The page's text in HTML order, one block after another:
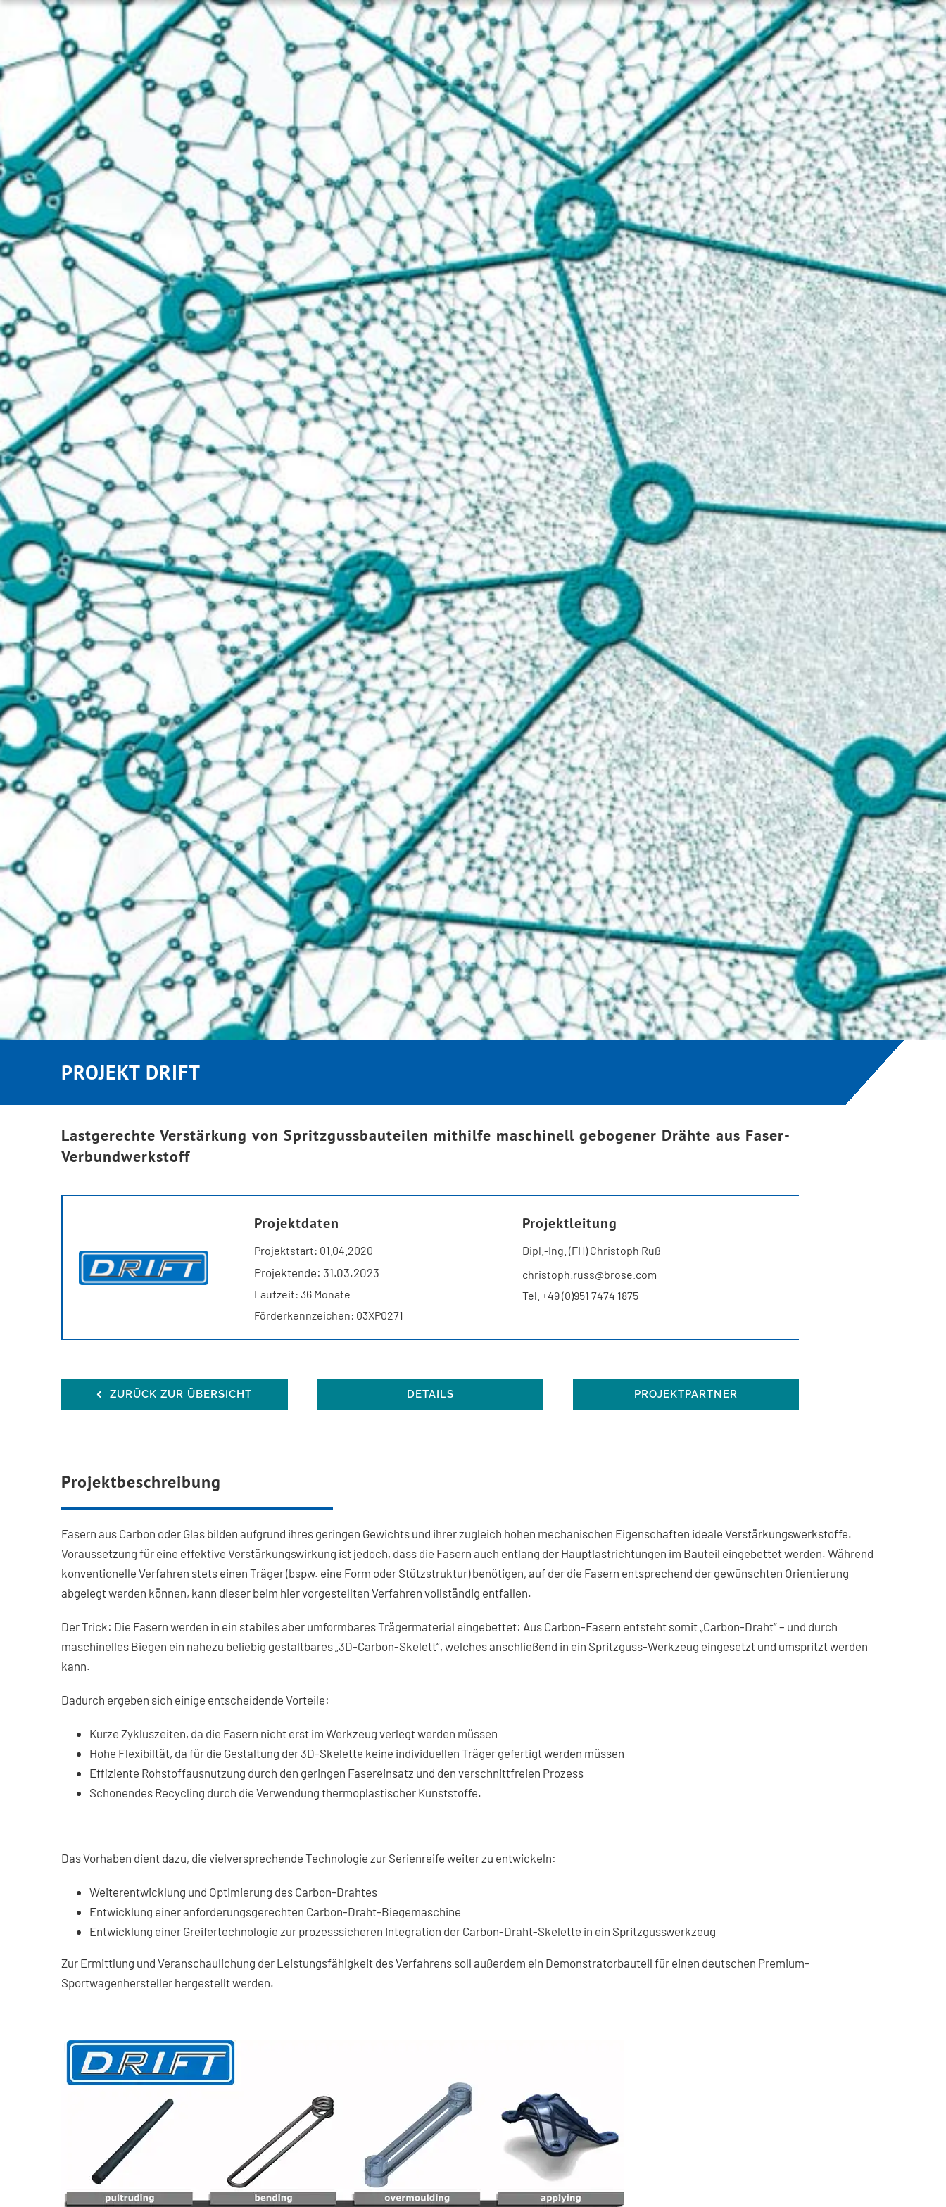
PROJEKT DRIFT
Lastgerechte Verstärkung von Spritzgussbauteilen mithilfe maschinell gebogener Drähte aus Faser-
Verbundwerkstoff
Projektdaten
Projektstart: 01.04.2020
Projektende: 31.03.2023
Laufzeit: 36 Monate
Förderkennzeichen: 03XP0271
Projektleitung
Dipl.-Ing. (FH) Christoph Ruß
christoph.russ@brose.com
Tel. +49 (0)951 7474 1875
ZURÜCK ZUR ÜBERSICHT DETAILS PROJEKTPARTNER
Projektbeschreibung
Fasern aus Carbon oder Glas bilden aufgrund ihres geringen Gewichts und ihrer zugleich hohen mechanischen Eigenschaften ideale Verstärkungswerkstoffe.
Voraussetzung für eine effektive Verstärkungswirkung ist jedoch, dass die Fasern auch entlang der Hauptlastrichtungen im Bauteil eingebettet werden. Während
konventionelle Verfahren stets einen Träger (bspw. eine Form oder Stützstruktur) benötigen, auf der die Fasern entsprechend der gewünschten Orientierung
abgelegt werden können, kann dieser beim hier vorgestellten Verfahren vollständig entfallen.
Der Trick: Die Fasern werden in ein stabiles aber umformbares Trägermaterial eingebettet: Aus Carbon-Fasern entsteht somit „Carbon-Draht“ – und durch
maschinelles Biegen ein nahezu beliebig gestaltbares „3D-Carbon-Skelett“, welches anschließend in ein Spritzguss-Werkzeug eingesetzt und umspritzt werden
kann.
Dadurch ergeben sich einige entscheidende Vorteile:
Kurze Zykluszeiten, da die Fasern nicht erst im Werkzeug verlegt werden müssen
Hohe Flexibiltät, da für die Gestaltung der 3D-Skelette keine individuellen Träger gefertigt werden müssen
Effiziente Rohstoffausnutzung durch den geringen Fasereinsatz und den verschnittfreien Prozess
Schonendes Recycling durch die Verwendung thermoplastischer Kunststoffe.
Das Vorhaben dient dazu, die vielversprechende Technologie zur Serienreife weiter zu entwickeln:
Weiterentwicklung und Optimierung des Carbon-Drahtes
Entwicklung einer anforderungsgerechten Carbon-Draht-Biegemaschine
Entwicklung einer Greifertechnologie zur prozesssicheren Integration der Carbon-Draht-Skelette in ein Spritzgusswerkzeug
Zur Ermittlung und Veranschaulichung der Leistungsfähigkeit des Verfahrens soll außerdem ein Demonstratorbauteil für einen deutschen Premium-
Sportwagenhersteller hergestellt werden.